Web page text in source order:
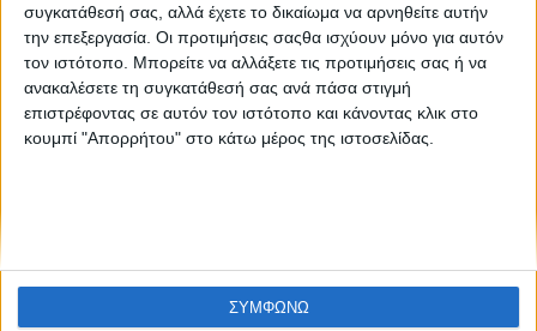
συγκατάθεσή σας, αλλά έχετε το δικαίωμα να αρνηθείτε αυτήν
την επεξεργασία. Οι προτιμήσεις σαςθα ισχύουν μόνο για αυτόν
τον ιστότοπο. Μπορείτε να αλλάξετε τις προτιμήσεις σας ή να
ανακαλέσετε τη συγκατάθεσή σας ανά πάσα στιγμή
επιστρέφοντας σε αυτόν τον ιστότοπο και κάνοντας κλικ στο
κουμπί "Απορρήτου" στο κάτω μέρος της ιστοσελίδας.
ΣΥΜΦΩΝΩ
None feed
CONNECT